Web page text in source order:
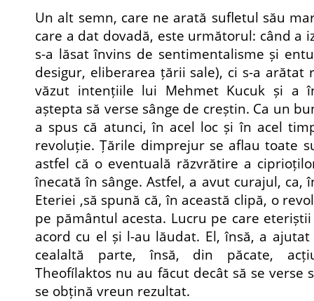
Un alt semn, care ne arată sufletul său
care a dat dovadă, este următorul: când a
s-a lăsat învins de sentimentalisme și
desigur, eliberarea țării sale), ci s-a arătat
văzut intențiile lui Mehmet Kucuk și a
aștepta să verse sânge de creștin. Ca un
a spus că atunci, în acel loc și în acel
revoluție. Țările dimprejur se aflau toate
astfel că o eventuală răzvrătire a
înecată în sânge. Astfel, a avut curajul, ca,
Eteriei ,să spună că, în această clipă, o
pe pământul acesta. Lucru pe care
acord cu el și l-au lăudat. El, însă, a
cealaltă parte, însă, din păcate,
Theofílaktos nu au făcut decât să se verse
se obțină vreun rezultat.